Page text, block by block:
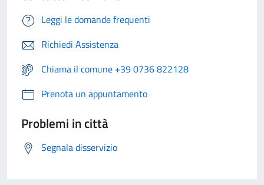
Leggi le domande frequenti
Richiedi Assistenza
Chiama il comune +39 0736 822128
Prenota un appuntamento
Problemi in città
Segnala disservizio